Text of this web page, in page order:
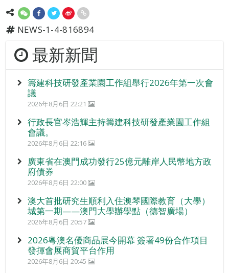
NEWS-1-4-816894
最新新聞
籌建科技研發產業園工作組舉行2026年第一次會
議
2026年8月6日 22:21
行政長官岑浩輝主持籌建科技研發產業園工作組
會議。
2026年8月6日 22:16
廣東省在澳門成功發行25億元離岸人民幣地方政
府債券
2026年8月6日 22:00
澳大首批研究生順利入住澳琴國際教育（大學）
城第一期——澳門大學辦學點（德智廣場）
2026年8月6日 20:57
2026粵澳名優商品展今開幕 簽署49份合作項目
發揮會展商貿平台作用
2026年8月6日 20:45